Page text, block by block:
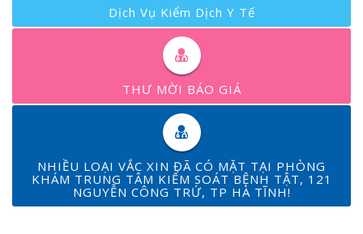
Dịch Vụ Kiểm Dịch Y Tế
THƯ MỜI BÁO GIÁ
NHIỀU LOẠI VẮC XIN ĐÃ CÓ MẶT TẠI PHÒNG
KHÁM TRUNG TÂM KIỂM SOÁT BỆNH TẬT, 121
NGUYỄN CÔNG TRỨ, TP HÀ TĨNH!